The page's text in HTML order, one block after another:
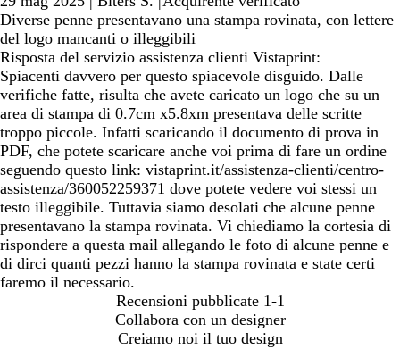
Diverse penne presentavano una stampa rovinata, con lettere
del logo mancanti o illeggibili
Risposta del servizio assistenza clienti Vistaprint:
Spiacenti davvero per questo spiacevole disguido. Dalle
verifiche fatte, risulta che avete caricato un logo che su un
area di stampa di 0.7cm x5.8xm presentava delle scritte
troppo piccole. Infatti scaricando il documento di prova in
PDF, che potete scaricare anche voi prima di fare un ordine
seguendo questo link: vistaprint.it/assistenza-clienti/centro-
assistenza/360052259371 dove potete vedere voi stessi un
testo illeggibile. Tuttavia siamo desolati che alcune penne
presentavano la stampa rovinata. Vi chiediamo la cortesia di
rispondere a questa mail allegando le foto di alcune penne e
di dirci quanti pezzi hanno la stampa rovinata e state certi
faremo il necessario.
Recensioni pubblicate 1-1
Collabora con un designer
Creiamo noi il tuo design